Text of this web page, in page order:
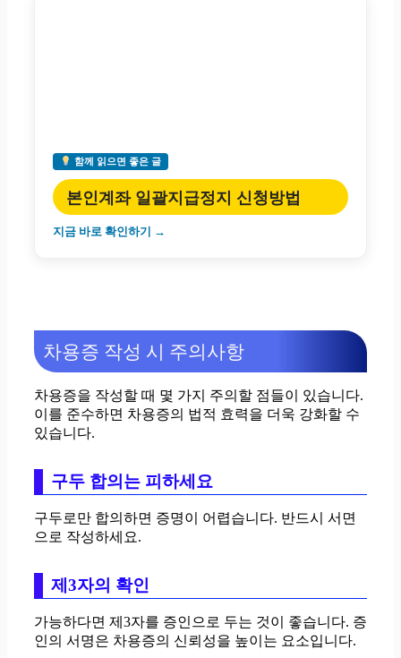
함께 읽으면 좋은 글
본인계좌 일괄지급정지 신청방법
지금 바로 확인하기 →
차용증 작성 시 주의사항
차용증을 작성할 때 몇 가지 주의할 점들이 있습니다.
이를 준수하면 차용증의 법적 효력을 더욱 강화할 수
있습니다.
구두 합의는 피하세요
구두로만 합의하면 증명이 어렵습니다. 반드시 서면
으로 작성하세요.
제3자의 확인
가능하다면 제3자를 증인으로 두는 것이 좋습니다. 증
인의 서명은 차용증의 신뢰성을 높이는 요소입니다.